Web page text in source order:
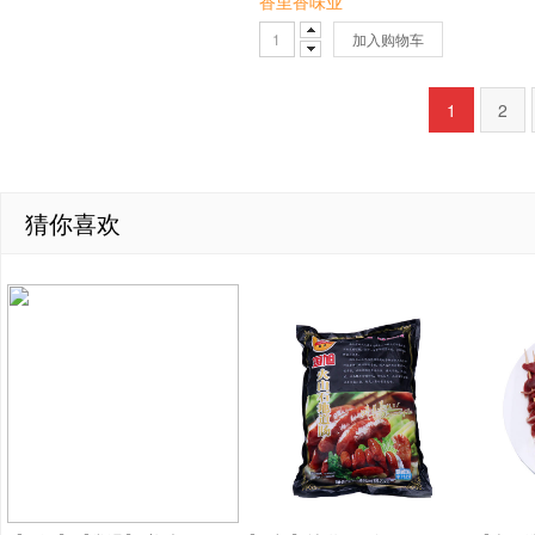
加入购物车
1 2
猜你喜欢